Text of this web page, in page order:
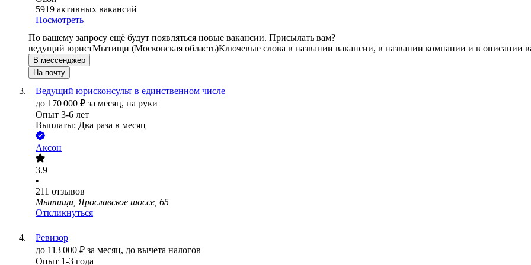
5919 активных вакансий
Посмотреть
По вашему запросу ещё будут появляться новые вакансии. Присылать вам?
ведущий юристМытищи (Московская область)Ключевые слова в названии вакансии, в названии компании и в описании
В мессенджер
На почту
Ведущий юрисконсульт в единственном числе
до 170 000 ₽ за месяц, на руки
Опыт 3-6 лет
Выплаты: Два раза в месяц
Аксон
3.9
•
211 отзывов
Мытищи, Ярославское шоссе, 65
Откликнуться
Ревизор
до 113 000 ₽ за месяц, до вычета налогов
Опыт 1-3 года